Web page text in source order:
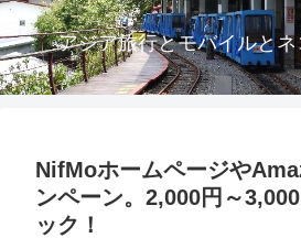
アジア旅行とモバイルとネ
NifMoホームページや
ンペーン。2,000円～
ック！